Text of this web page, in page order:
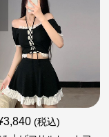
3,840 (税込)